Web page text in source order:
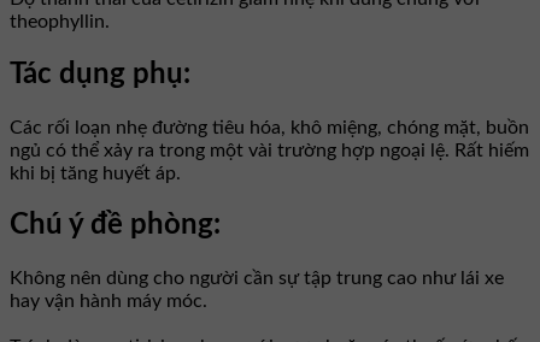
theophyllin.
Tác dụng phụ:
Các rối loạn nhẹ đường tiêu hóa, khô miệng, chóng mặt, buồn
ngủ có thể xảy ra trong một vài trường hợp ngoại lệ. Rất hiếm
khi bị tăng huyết áp.
Chú ý đề phòng:
Không nên dùng cho người cần sự tập trung cao như lái xe
hay vận hành máy móc.